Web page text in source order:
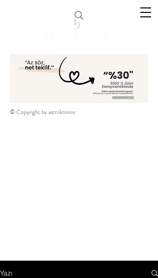
© Copyright by astrokronos
Yazı